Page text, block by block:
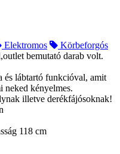
Elektromos
Körbeforgós
bemutató darab volt.
és lábtartó funkcióval, amit
neked kényelmes.
illetve derékfájósoknak!
118 cm